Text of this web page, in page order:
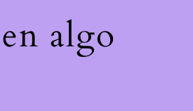
algo